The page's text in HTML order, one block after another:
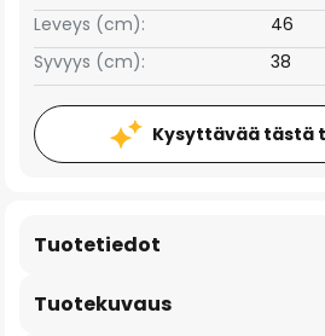
Leveys (cm): 46
Syvyys (cm): 38
Kysyttävää tästä
Tuotekuvaus
Tuotetiedot